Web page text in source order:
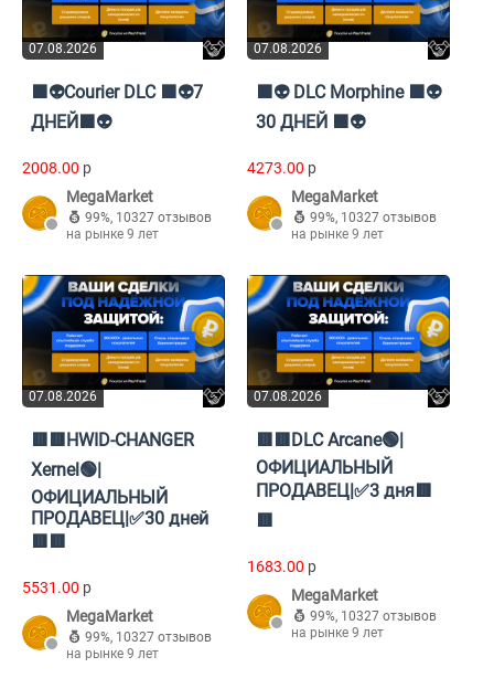
07.08.2026
🟪👽Courier DLC 🟪👽7
ДНЕЙ🟪👽
2008.00 p
MegaMarket
99%, 10327 отзывов
на рынке 9 лет
07.08.2026
🟪👽 DLC Morphine 🟪👽
30 ДНЕЙ 🟪👽
4273.00 p
MegaMarket
99%, 10327 отзывов
на рынке 9 лет
07.08.2026
🟥🟥HWID-CHANGER
Xernel🟢|
ОФИЦИАЛЬНЫЙ
ПРОДАВЕЦ|✅30 дней
5531.00 p
MegaMarket
99%, 10327 отзывов
на рынке 9 лет
07.08.2026
🟥🟥DLC Arcane🟢|
ОФИЦИАЛЬНЫЙ
ПРОДАВЕЦ|✅3 дня🟥
1683.00 p
MegaMarket
99%, 10327 отзывов
на рынке 9 лет